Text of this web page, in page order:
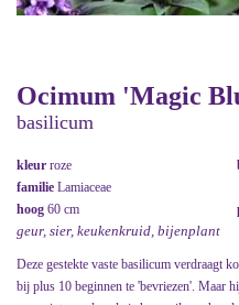
Ocimum 'Magic
basilicum
kleur roze
familie Lamiaceae
hoog 60 cm
geur, sier, keukenkruid, bijenplant
Deze gestekte vaste basilicum verdraagt
bij plus 10 beginnen te 'bevriezen'. Maar